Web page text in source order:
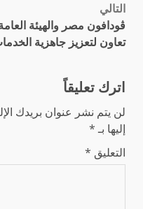
التالي
ڤودافون مصر والهيئة
تعاون لتعزيز جاهزية
اترك تعليقاً
لن يتم نشر عنوان بريدك
إليها بـ*
التعليق *